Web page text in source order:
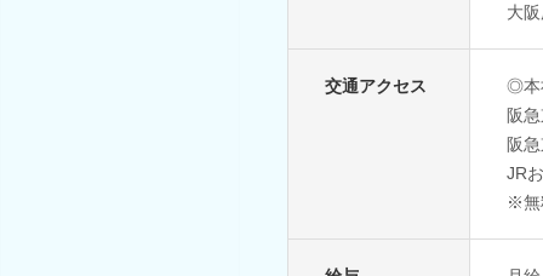
大
交通アクセス
◎本
阪
阪
JR
※無